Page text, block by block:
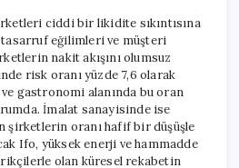
ciddi bir likidite sıkıntısına
eğilimleri ve müşteri
nakit akışını olumsuz
risk oranı yüzde 7,6 olarak
gastronomi alanında bu oran
İmalat sanayisinde ise
şirketlerin oranı hafif bir düşüşle
Ifo, yüksek enerji ve hammadde
olan küresel rekabetin